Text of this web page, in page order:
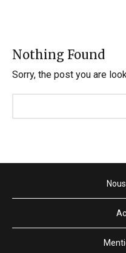
Nothing Found
Sorry, the post you are